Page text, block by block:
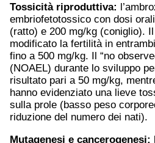
Tossicità riproduttiva:
embriofetotossico con dosi
(ratto) e 200 mg/kg (coniglio).
modificato la fertilità in
fino a 500 mg/kg. Il “no
(NOAEL) durante lo sviluppo
risultato pari a 50 mg/kg,
hanno evidenziato una lieve
sulla prole (basso peso
riduzione del numero dei nati).
Mutagenesi e cancerogenesi: